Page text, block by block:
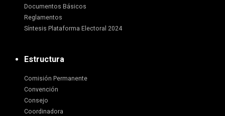
Documentos Básicos
Reglamentos
Síntesis Plataforma Electoral 2024
Estructura
Comisión Permanente
Convención
Consejo
Coordinadora